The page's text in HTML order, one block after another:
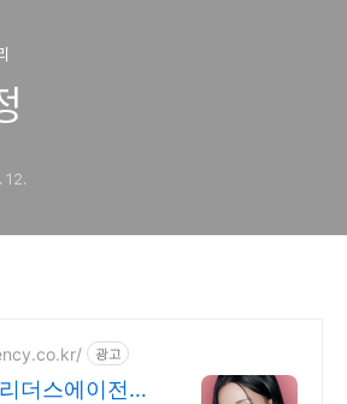
12.
광고
더스에이전시